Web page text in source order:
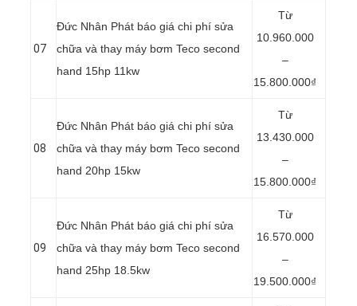
07
Đức Nhân Phát báo giá chi phí sửa
chữa và thay máy bơm Teco second
hand 15hp 11kw
Từ
10.960.000
–
15.800.000₫
08
Đức Nhân Phát báo giá chi phí sửa
chữa và thay máy bơm Teco second
hand 20hp 15kw
Từ
13.430.000
–
15.800.000₫
09
Đức Nhân Phát báo giá chi phí sửa
chữa và thay máy bơm Teco second
hand 25hp 18.5kw
Từ
16.570.000
–
19.500.000₫